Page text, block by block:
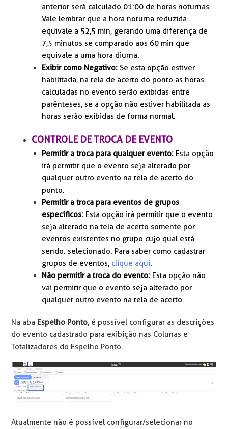
anterior será calculado 01:00 de horas noturnas.
Vale lembrar que a hora noturna reduzida
equivale a 52,5 min, gerando uma diferença de
7,5 minutos se comparado aos 60 min que
equivale a uma hora diurna.
Exibir como Negativo: Se esta opção estiver
habilitada, na tela de acerto do ponto as horas
calculadas no evento serão exibidas entre
parênteses, se a opção não estiver habilitada as
horas serão exibidas de forma normal.
CONTROLE DE TROCA DE EVENTO
Permitir a troca para qualquer evento: Esta opção
irá permitir que o evento seja alterado por
qualquer outro evento na tela de acerto do
ponto.
Permitir a troca para eventos de grupos
específicos: Esta opção irá permitir que o evento
seja alterado na tela de acerto somente por
eventos existentes no grupo cujo qual está
sendo. selecionado. Para saber como cadastrar
grupos de eventos, clique aqui.
Não permitir a troca do evento: Esta opção não
vai permitir que o evento seja alterado por
qualquer outro evento na tela de acerto.
Na aba Espelho Ponto, é possível configurar as descrições
do evento cadastrado para exibição nas Colunas e
Totalizadores do Espelho Ponto.
Atualmente não é possível configurar/selecionar no